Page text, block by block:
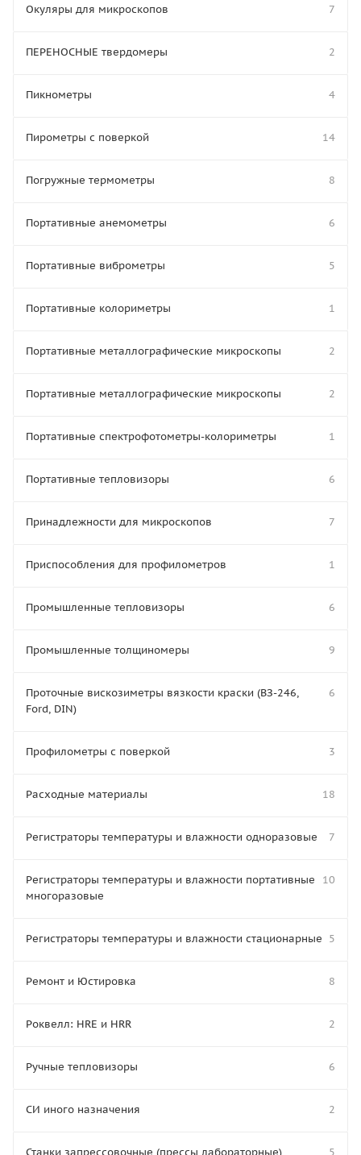
Окуляры для микроскопов 7
ПЕРЕНОСНЫЕ твердомеры 2
Пикнометры 4
Пирометры с поверкой 14
Погружные термометры 8
Портативные анемометры 6
Портативные виброметры 5
Портативные колориметры 1
Портативные металлографические микроскопы 2
Портативные металлографические микроскопы 2
Портативные спектрофотометры-колориметры 1
Портативные тепловизоры 6
Принадлежности для микроскопов 7
Приспособления для профилометров 1
Промышленные тепловизоры 6
Промышленные толщиномеры 9
Проточные вискозиметры вязкости краски (ВЗ-246,
Ford, DIN)
6
Профилометры с поверкой 3
Расходные материалы 18
Регистраторы температуры и влажности одноразовые 7
Регистраторы температуры и влажности портативные
многоразовые
10
Регистраторы температуры и влажности стационарные 5
Ремонт и Юстировка 8
Роквелл: HRE и HRR 2
Ручные тепловизоры 6
СИ иного назначения 2
Станки запрессовочные (прессы лабораторные) 5